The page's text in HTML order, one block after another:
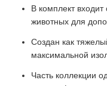
В комплект входит
животных для
Создан как
максимальной
Часть коллекции